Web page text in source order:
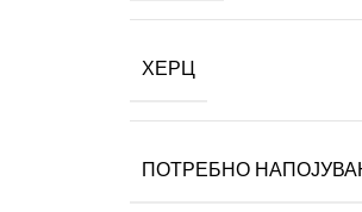
ХЕРЦ
ПОТРЕБНО